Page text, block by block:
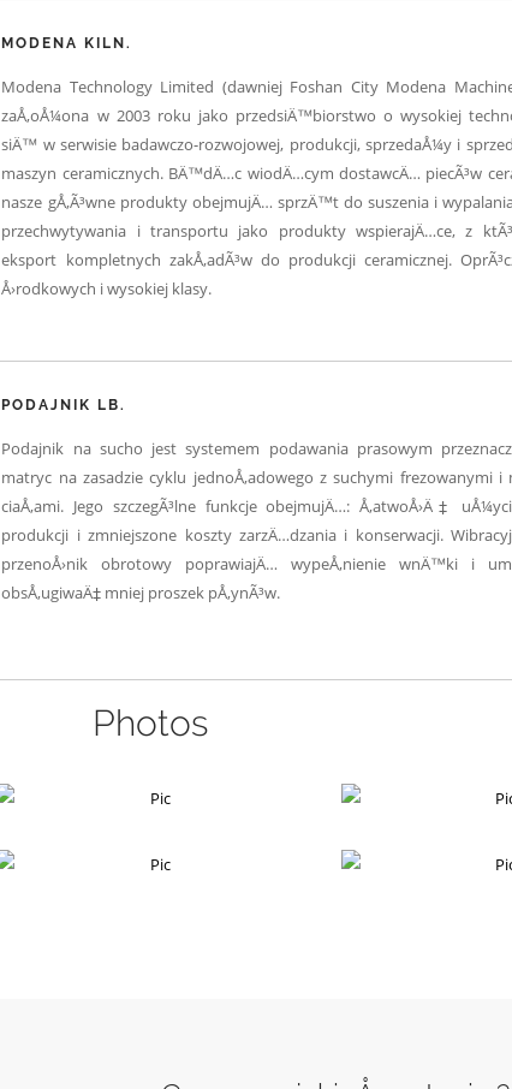
MODENA KILN.
Modena Technology Limited (dawniej Foshan City Modena
zaÅ‚oÅ¼ona w 2003 roku jako przedsiÄ™biorstwo o wysokiej
siÄ™ w serwisie badawczo-rozwojowej, produkcji, sprzedaÅ¼y i
maszyn ceramicznych. BÄ™dÄ…c wiodÄ…cym dostawcÄ… piecÃ³w
nasze gÅ‚Ã³wne produkty obejmujÄ… sprzÄ™t do suszenia i
przechwytywania i transportu jako produkty wspierajÄ…ce, z
eksport kompletnych zakÅ‚adÃ³w do produkcji ceramicznej.
Å›rodkowych i wysokiej klasy.
PODAJNIK LB.
Podajnik na sucho jest systemem podawania prasowym
matryc na zasadzie cyklu jednoÅ‚adowego z suchymi frezowanymi
ciaÅ‚ami. Jego szczegÃ³lne funkcje obejmujÄ…: Å‚atwoÅ›Ä‡
produkcji i zmniejszone koszty zarzÄ…dzania i konserwacji.
przenoÅ›nik obrotowy poprawiajÄ… wypeÅ‚nienie wnÄ™ki i
obsÅ‚ugiwaÄ‡ mniej proszek pÅ‚ynÃ³w.
Photos